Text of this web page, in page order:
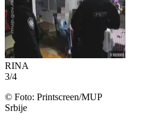
RINA
3/4
© Foto: Printscreen/MUP
Srbije